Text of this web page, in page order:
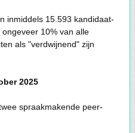
inmiddels 15.593 kandidaat-
10% van alle
als "verdwijnend" zijn
2025
spraakmakende peer-